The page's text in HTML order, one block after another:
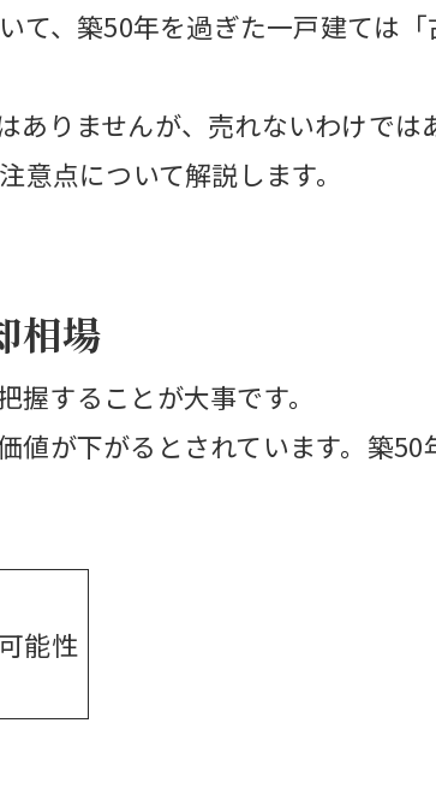
て、築50年を過ぎた一戸建ては
りませんが、売れないわけでは
点について解説します。
相場
することが大事です。
値が下がるとされています。築
能性